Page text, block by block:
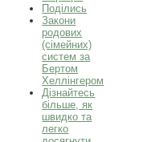
Поділись
Закони
родових
(сімейних)
систем за
Бертом
Хеллінгером
Дізнайтесь
більше, як
швидко та
легко